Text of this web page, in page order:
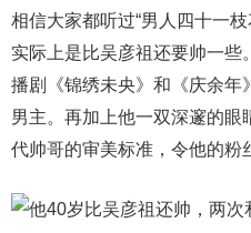
相信大家都听过“男人四十一
实际上是比吴彦祖还要帅一
播剧《锦绣未央》和《庆余年
男主。再加上他一双深邃的
代帅哥的审美标准，令他的粉